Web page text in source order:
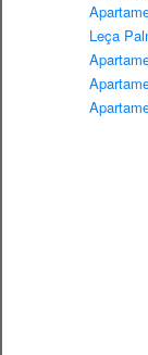
Leça